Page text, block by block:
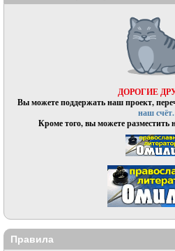
ДОРОГИЕ
Вы можете поддержать наш проект,
наш счёт.
Кроме того, вы можете разместить
Правила